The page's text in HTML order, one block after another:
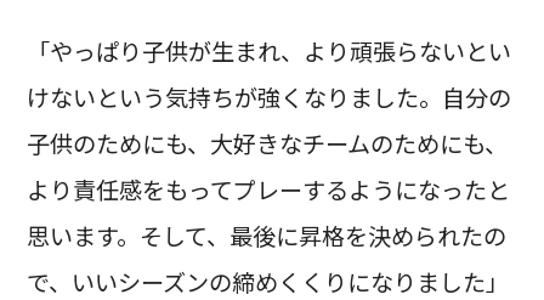
「やっぱり子供が生まれ、より頑張らないとい
けないという気持ちが強くなりました。自分の
子供のためにも、大好きなチームのためにも、
より責任感をもってプレーするようになったと
思います。そして、最後に昇格を決められたの
で、いいシーズンの締めくくりになりました」